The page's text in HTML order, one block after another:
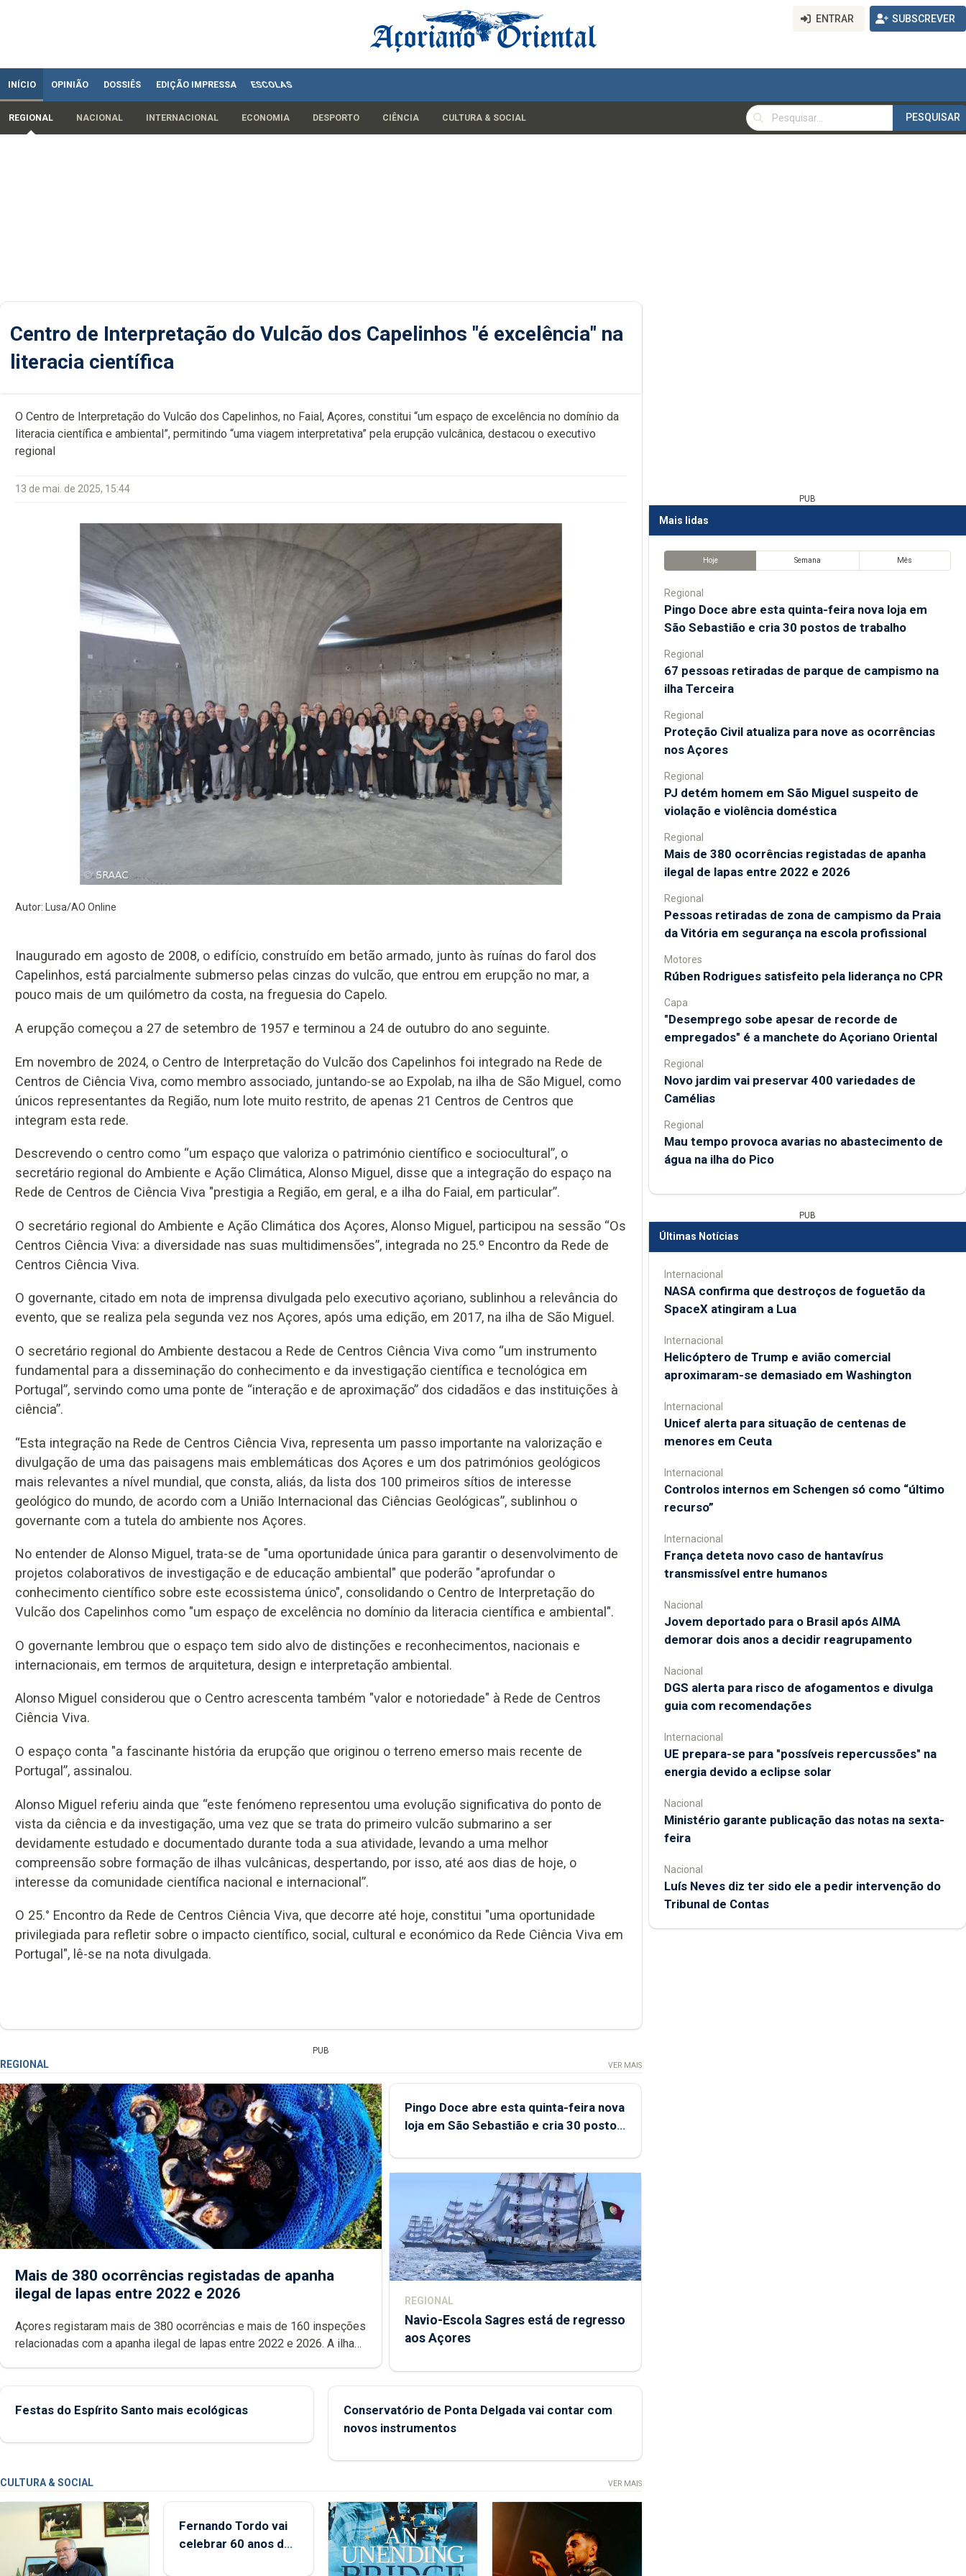
ENTRAR SUBSCREVER
INÍCIO OPINIÃO DOSSIÊS EDIÇÃO IMPRESSA ESCOLAS
REGIONAL NACIONAL INTERNACIONAL ECONOMIA DESPORTO CIÊNCIA CULTURA & SOCIAL
PESQUISAR
PESQUISAR
Centro de Interpretação do Vulcão dos Capelinhos "é excelência" na
literacia científica
O Centro de Interpretação do Vulcão dos Capelinhos, no Faial, Açores, constitui “um espaço de excelência no domínio da
literacia científica e ambiental”, permitindo “uma viagem interpretativa” pela erupção vulcânica, destacou o executivo
regional
13 de mai. de 2025, 15:44
Autor: Lusa/AO Online
Inaugurado em agosto de 2008, o edifício, construído em betão armado, junto às ruínas do farol dos
Capelinhos, está parcialmente submerso pelas cinzas do vulcão, que entrou em erupção no mar, a
pouco mais de um quilómetro da costa, na freguesia do Capelo.
A erupção começou a 27 de setembro de 1957 e terminou a 24 de outubro do ano seguinte.
Em novembro de 2024, o Centro de Interpretação do Vulcão dos Capelinhos foi integrado na Rede de
Centros de Ciência Viva, como membro associado, juntando-se ao Expolab, na ilha de São Miguel, como
únicos representantes da Região, num lote muito restrito, de apenas 21 Centros de Centros que
integram esta rede.
Descrevendo o centro como “um espaço que valoriza o património científico e sociocultural”, o
secretário regional do Ambiente e Ação Climática, Alonso Miguel, disse que a integração do espaço na
Rede de Centros de Ciência Viva "prestigia a Região, em geral, e a ilha do Faial, em particular”.
O secretário regional do Ambiente e Ação Climática dos Açores, Alonso Miguel, participou na sessão “Os
Centros Ciência Viva: a diversidade nas suas multidimensões”, integrada no 25.º Encontro da Rede de
Centros Ciência Viva.
O governante, citado em nota de imprensa divulgada pelo executivo açoriano, sublinhou a relevância do
evento, que se realiza pela segunda vez nos Açores, após uma edição, em 2017, na ilha de São Miguel.
O secretário regional do Ambiente destacou a Rede de Centros Ciência Viva como “um instrumento
fundamental para a disseminação do conhecimento e da investigação científica e tecnológica em
Portugal”, servindo como uma ponte de “interação e de aproximação” dos cidadãos e das instituições à
ciência”.
“Esta integração na Rede de Centros Ciência Viva, representa um passo importante na valorização e
divulgação de uma das paisagens mais emblemáticas dos Açores e um dos patrimónios geológicos
mais relevantes a nível mundial, que consta, aliás, da lista dos 100 primeiros sítios de interesse
geológico do mundo, de acordo com a União Internacional das Ciências Geológicas”, sublinhou o
governante com a tutela do ambiente nos Açores.
No entender de Alonso Miguel, trata-se de "uma oportunidade única para garantir o desenvolvimento de
projetos colaborativos de investigação e de educação ambiental" que poderão "aprofundar o
conhecimento científico sobre este ecossistema único", consolidando o Centro de Interpretação do
Vulcão dos Capelinhos como "um espaço de excelência no domínio da literacia científica e ambiental".
O governante lembrou que o espaço tem sido alvo de distinções e reconhecimentos, nacionais e
internacionais, em termos de arquitetura, design e interpretação ambiental.
Alonso Miguel considerou que o Centro acrescenta também "valor e notoriedade" à Rede de Centros
Ciência Viva.
O espaço conta "a fascinante história da erupção que originou o terreno emerso mais recente de
Portugal”, assinalou.
Alonso Miguel referiu ainda que “este fenómeno representou uma evolução significativa do ponto de
vista da ciência e da investigação, uma vez que se trata do primeiro vulcão submarino a ser
devidamente estudado e documentado durante toda a sua atividade, levando a uma melhor
compreensão sobre formação de ilhas vulcânicas, despertando, por isso, até aos dias de hoje, o
interesse da comunidade científica nacional e internacional”.
O 25.° Encontro da Rede de Centros Ciência Viva, que decorre até hoje, constitui "uma oportunidade
privilegiada para refletir sobre o impacto científico, social, cultural e económico da Rede Ciência Viva em
Portugal", lê-se na nota divulgada.
PUB
REGIONAL VER MAIS
Mais de 380 ocorrências registadas de apanha
ilegal de lapas entre 2022 e 2026
Açores registaram mais de 380 ocorrências e mais de 160 inspeções
relacionadas com a apanha ilegal de lapas entre 2022 e 2026. A ilha
Pingo Doce abre esta quinta-feira nova
loja em São Sebastião e cria 30 postos
REGIONAL
Navio-Escola Sagres está de regresso
aos Açores
Festas do Espírito Santo mais ecológicas
Conservatório de Ponta Delgada vai contar com
novos instrumentos
CULTURA & SOCIAL VER MAIS
Fernando Tordo vai
celebrar 60 anos de
PUB
Mais lidas
Hoje Semana Mês
Regional
Pingo Doce abre esta quinta-feira nova loja em
São Sebastião e cria 30 postos de trabalho
Regional
67 pessoas retiradas de parque de campismo na
ilha Terceira
Regional
Proteção Civil atualiza para nove as ocorrências
nos Açores
Regional
PJ detém homem em São Miguel suspeito de
violação e violência doméstica
Regional
Mais de 380 ocorrências registadas de apanha
ilegal de lapas entre 2022 e 2026
Regional
Pessoas retiradas de zona de campismo da Praia
da Vitória em segurança na escola profissional
Motores
Rúben Rodrigues satisfeito pela liderança no CPR
Capa
"Desemprego sobe apesar de recorde de
empregados" é a manchete do Açoriano Oriental
Regional
Novo jardim vai preservar 400 variedades de
Camélias
Regional
Mau tempo provoca avarias no abastecimento de
água na ilha do Pico
PUB
Últimas Notícias
Internacional
NASA confirma que destroços de foguetão da
SpaceX atingiram a Lua
Internacional
Helicóptero de Trump e avião comercial
aproximaram-se demasiado em Washington
Internacional
Unicef alerta para situação de centenas de
menores em Ceuta
Internacional
Controlos internos em Schengen só como “último
recurso”
Internacional
França deteta novo caso de hantavírus
transmissível entre humanos
Nacional
Jovem deportado para o Brasil após AIMA
demorar dois anos a decidir reagrupamento
Nacional
DGS alerta para risco de afogamentos e divulga
guia com recomendações
Internacional
UE prepara-se para "possíveis repercussões" na
energia devido a eclipse solar
Nacional
Ministério garante publicação das notas na sexta-
feira
Nacional
Luís Neves diz ter sido ele a pedir intervenção do
Tribunal de Contas